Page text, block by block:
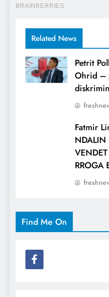
Related News
Petrit
Ohrid –
Fatmir
NDALIN
RROGA
Find Me On